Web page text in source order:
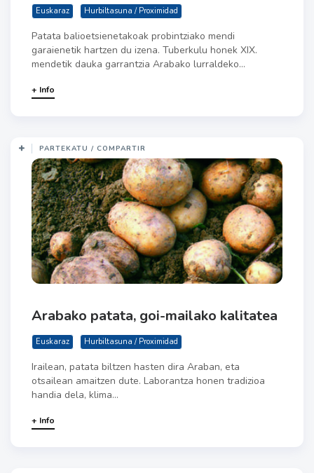
Euskaraz Hurbiltasuna / Proximidad
Patata balioetsienetakoak probintziako mendi
garaienetik hartzen du izena. Tuberkulu honek XIX.
mendetik dauka garrantzia Arabako lurraldeko...
+ Info
PARTEKATU / COMPARTIR
Arabako patata, goi-mailako kalitatea
Euskaraz Hurbiltasuna / Proximidad
Irailean, patata biltzen hasten dira Araban, eta
otsailean amaitzen dute. Laborantza honen tradizioa
handia dela, klima...
+ Info